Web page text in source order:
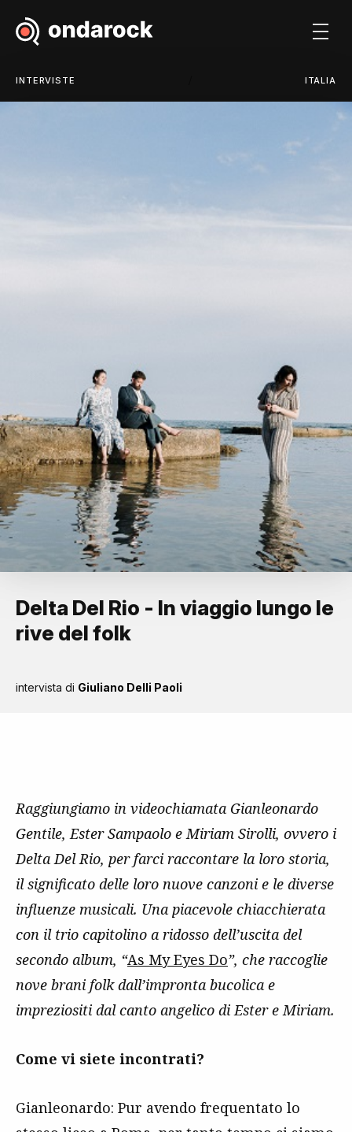
INTERVISTE ITALIA
Delta Del Rio - In viaggio lungo le
rive del folk
intervista di Giuliano Delli Paoli
Raggiungiamo in videochiamata Gianleonardo
Gentile, Ester Sampaolo e Miriam Sirolli, ovvero i
Delta Del Rio, per farci raccontare la loro storia,
il significato delle loro nuove canzoni e le diverse
influenze musicali. Una piacevole chiacchierata
con il trio capitolino a ridosso dell’uscita del
secondo album, “As My Eyes Do”, che raccoglie
nove brani folk dall’impronta bucolica e
impreziositi dal canto angelico di Ester e Miriam.
Come vi siete incontrati?
Gianleonardo: Pur avendo frequentato lo